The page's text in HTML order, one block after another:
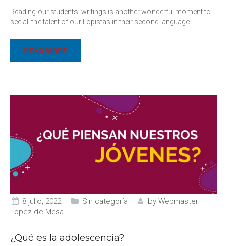
Reading our students’ writings is another wonderful moment to
see all the talent of our Lopistas in their second language. …
READ MORE
8 julio, 2022 Sin categoría by Webmaster
Lopez de Mesa
¿Qué es la adolescencia?